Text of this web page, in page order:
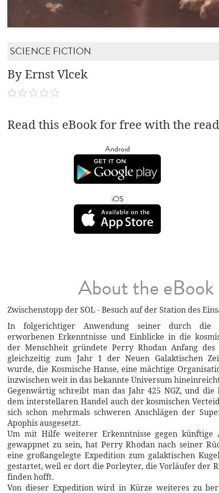
SCIENCE FICTION
By Ernst Vlcek
Read this eBook for free with the
Android
iOS
About the eBook
Zwischenstopp der SOL - Besuch auf der Station des
In folgerichtiger Anwendung seiner durch die
erworbenen Erkenntnisse und Einblicke in die
der Menschheit gründete Perry Rhodan Anfang des
gleichzeitig zum Jahr 1 der Neuen Galaktischen
wurde, die Kosmische Hanse, eine mächtige
inzwischen weit in das bekannte Universum
Gegenwärtig schreibt man das Jahr 425 NGZ, und die
dem interstellaren Handel auch der kosmischen
sich schon mehrmals schweren Anschlägen der
Apophis ausgesetzt.
Um mit Hilfe weiterer Erkenntnisse gegen künftige
gewappnet zu sein, hat Perry Rhodan nach seiner
eine großangelegte Expedition zum galaktischen
gestartet, weil er dort die Porleyter, die Vorläufer der
finden hofft.
Von dieser Expedition wird in Kürze weiteres zu